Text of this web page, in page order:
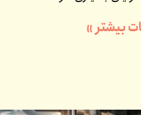
بیشتر »